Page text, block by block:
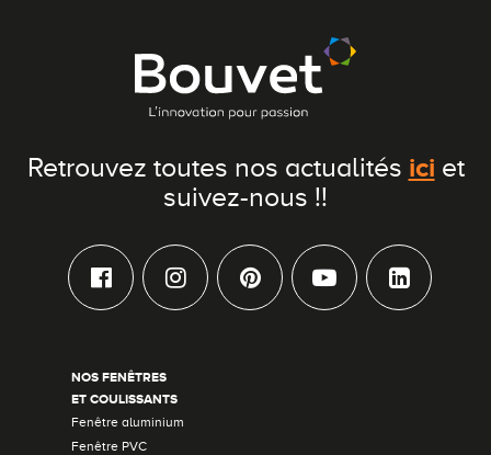
Retrouvez toutes nos actualités ici et
suivez-nous !!
NOS FENÊTRES
ET COULISSANTS
Fenêtre aluminium
Fenêtre PVC